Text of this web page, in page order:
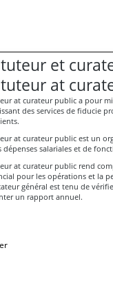
et
at
at curateur public a pour
des services de fiducie
at curateur public est un
dépenses salariales et de
at curateur public rend
pour les opérations et la
général est tenu de
un rapport annuel.